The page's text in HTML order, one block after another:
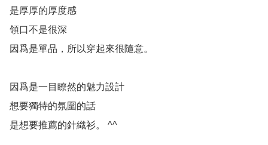
是厚厚的厚度感
領口不是很深
因爲是單品，所以穿起來很隨意。
因爲是一目瞭然的魅力設計
想要獨特的氛圍的話
是想要推薦的針織衫。 ^^